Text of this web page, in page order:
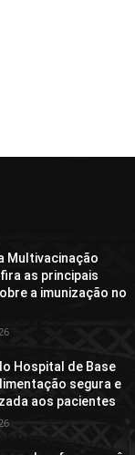
Multivacinação
as principais
a imunização no
Hospital de Base
segura e
aos pacientes